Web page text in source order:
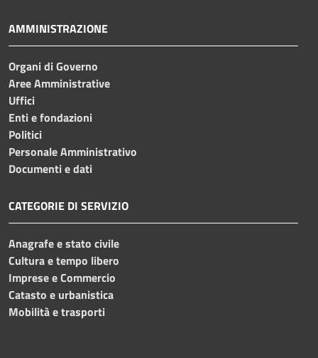
AMMINISTRAZIONE
Organi di Governo
Aree Amministrative
Uffici
Enti e fondazioni
Politici
Personale Amministrativo
Documenti e dati
CATEGORIE DI SERVIZIO
Anagrafe e stato civile
Cultura e tempo libero
Imprese e Commercio
Catasto e urbanistica
Mobilità e trasporti